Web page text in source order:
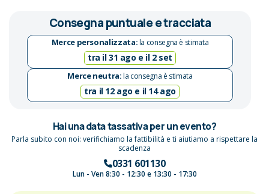
Consegna puntuale e tracciata
Merce personalizzata:la consegna è stimata
tra il 31 ago e il 2 set
Merce neutra:la consegna è stimata
tra il 12 ago e il 14 ago
Hai una data tassativa per un evento?
Parla subito con noi: verifichiamo la fattibilità e ti aiutiamo a rispettare la
scadenza
0331 601130
Lun - Ven 8:30 - 12:30 e 13:30 - 17:30